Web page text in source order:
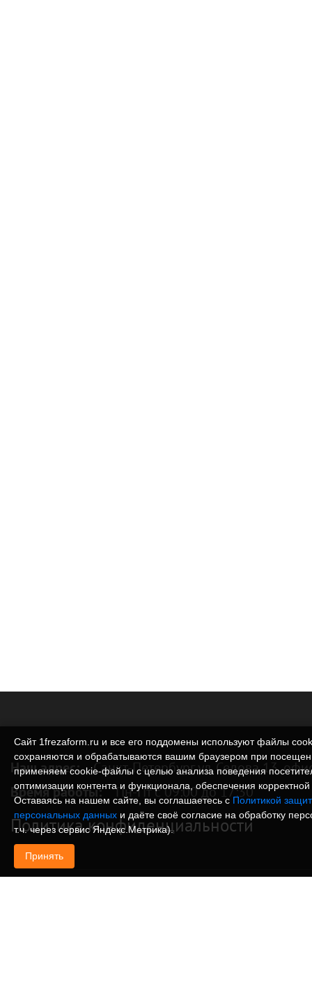
Наш адрес: Санкт-Петербург ул. Седова 13,
Время работы: Пн-Пт с 09:00 до 17:30
Политика конфиденциальности
Сайт 1frezaform.ru и все его поддомены используют файлы
сохраняются и обрабатываются вашим браузером при
применяем cookie‑файлы с целью анализа поведения
оптимизации контента и функционала, обеспечения
Оставаясь на нашем сайте, вы соглашаетесь с Политикой
персональных данных и даёте своё согласие на обработку
т.ч. через сервис Яндекс.Метрика).
Принять